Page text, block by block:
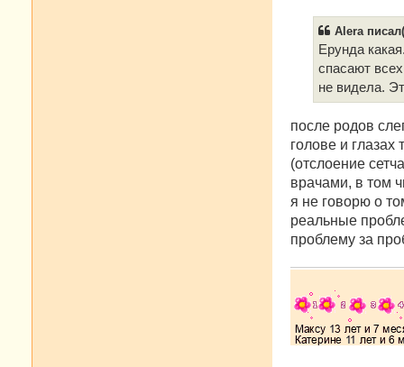
Alera
Ерунда
спасают
не видела.
после родов
голове и глазах
(отслоение
врачами, в том
я не говорю о
реальные
проблему за